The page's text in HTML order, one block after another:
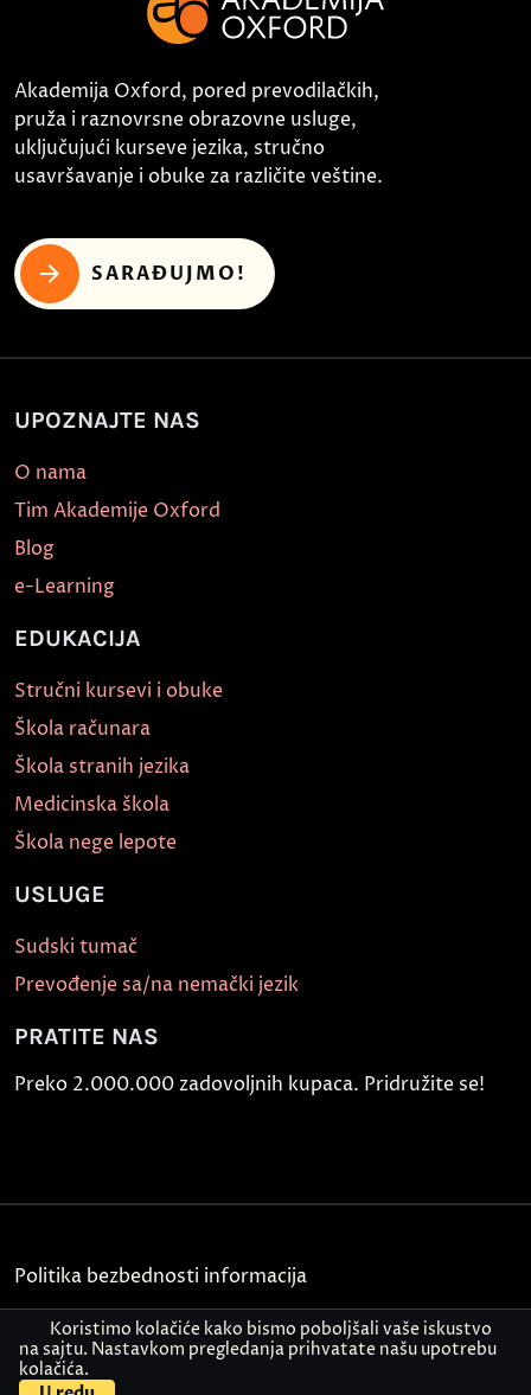
Akademija Oxford, pored prevodilačkih,
pruža i raznovrsne obrazovne usluge,
uključujući kurseve jezika, stručno
usavršavanje i obuke za različite veštine.
SARAĐUJMO!
UPOZNAJTE NAS
O nama
Tim Akademije Oxford
Blog
e-Learning
EDUKACIJA
Stručni kursevi i obuke
Škola računara
Škola stranih jezika
Medicinska škola
Škola nege lepote
USLUGE
Sudski tumač
Prevođenje sa/na nemački jezik
PRATITE NAS
Preko 2.000.000 zadovoljnih kupaca. Pridružite se!
Politika bezbednosti informacija
Kontakt
© Akademija Oxford 2026.
Koristimo kolačiće kako bismo poboljšali vaše iskustvo
na sajtu. Nastavkom pregledanja prihvatate našu upotrebu
kolačića.